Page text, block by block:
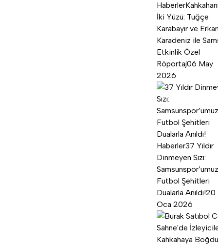
Haberler
İki Yüzü: Tuğçe
Karabayır ve
Karadeniz ile
Etkinlik Özel
Röportaj06 May
2026
Haberler37 Yıldır
Dinmeyen Sızı:
Futbol Şehitleri
Dualarla Anıldı!20
Oca 2026